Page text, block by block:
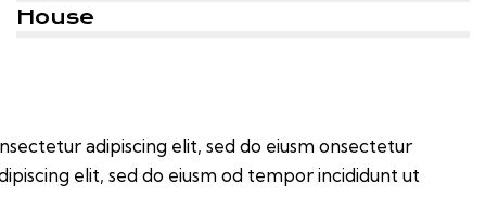
House
adipiscing elit, sed do eiusm onsectetur
elit, sed do eiusm od tempor incididunt ut